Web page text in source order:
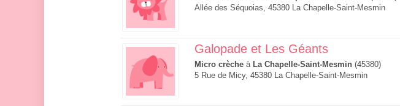
Allée des Séquoias, 45380 La Chapelle-Saint-Mesmin
Galopade et Les Géants
Micro crèche à La Chapelle-Saint-Mesmin (45380)
5 Rue de Micy, 45380 La Chapelle-Saint-Mesmin